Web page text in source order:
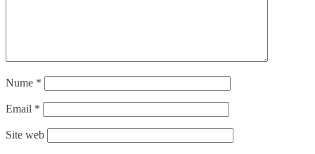
Nume *
Email *
Site web